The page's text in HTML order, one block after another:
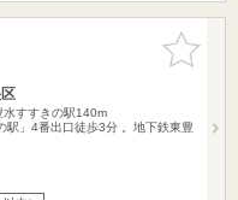
お気に入
りに追加
水すすきの駅140m
駅」4番出口徒歩3分 。地下鉄東豊